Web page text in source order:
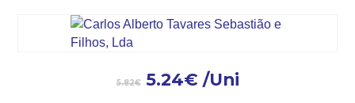
5.82€ 5.24€ /Uni